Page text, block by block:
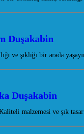
Duşakabin
ve şıklığı bir arada
Duşakabin
malzemesi ve şık